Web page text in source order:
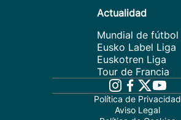
Actualidad
Mundial de fútbol
Eusko Label Liga
Euskotren Liga
Tour de Francia
Política de Privacidad
Aviso Legal